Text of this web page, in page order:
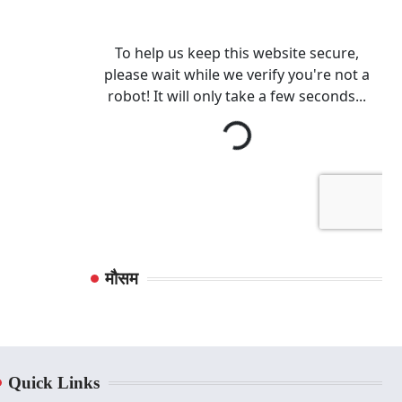
मौसम
Quick Links